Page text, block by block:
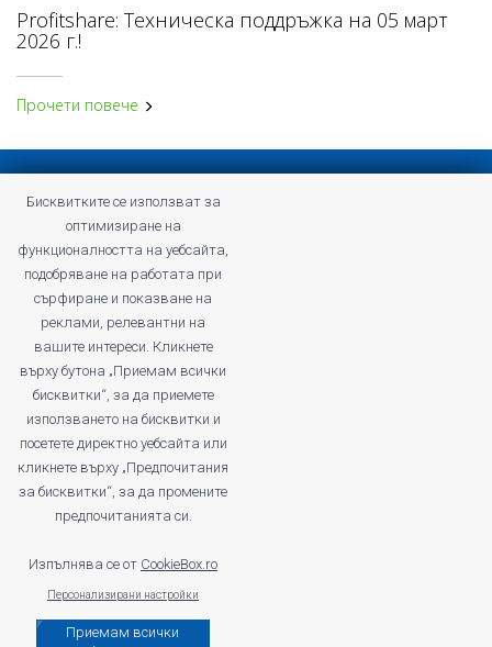
Profitshare: Техническа поддръжка на 05 март
2026 г.!
Прочети повече
Общи условия на Profitshare
Често задавани въпроси
Конфиденциална политика
profitshare.ro
profitshare.bg
© 2026Кънвършън Маркетинг ЕООД
Регистриран като администратор на лични данни в Комисията за
Бисквитките се използват за
оптимизиране на
функционалността на уебсайта,
подобряване на работата при
сърфиране и показване на
реклами, релевантни на
вашите интереси. Кликнете
върху бутона „Приемам всички
бисквитки“, за да приемете
използването на бисквитки и
посетете директно уебсайта или
кликнете върху „Предпочитания
за бисквитки“, за да промените
предпочитанията си.
Изпълнява се от CookieBox.ro
Персонализирани настройки
Приемам всички